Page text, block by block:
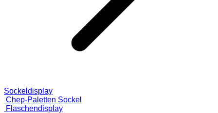
Sockeldisplay
Chep-Paletten Sockel
Flaschendisplay